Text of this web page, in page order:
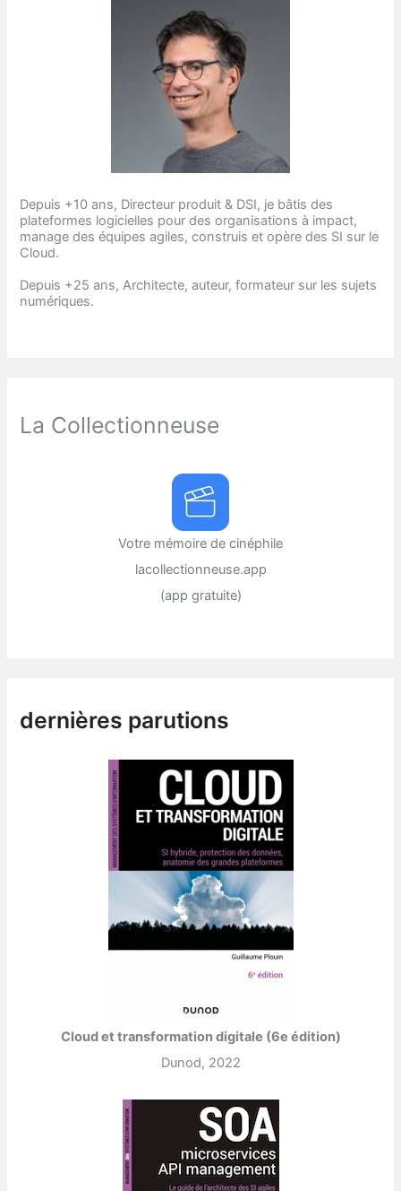
Depuis +10 ans, Directeur produit & DSI, je bâtis des
plateformes logicielles pour des organisations à impact,
manage des équipes agiles, construis et opère des SI sur le
Cloud.
Depuis +25 ans, Architecte, auteur, formateur sur les sujets
numériques.
La Collectionneuse
Votre mémoire de cinéphile
lacollectionneuse.app
(app gratuite)
dernières parutions
Cloud et transformation digitale (6e édition)
Dunod, 2022